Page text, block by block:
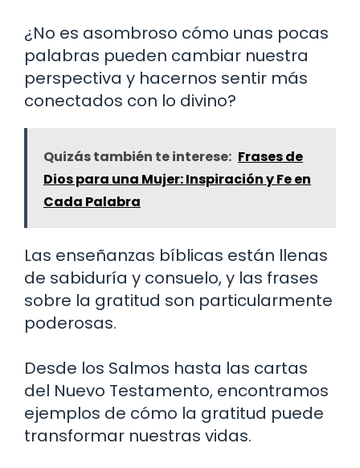
¿No es asombroso cómo unas pocas
palabras pueden cambiar nuestra
perspectiva y hacernos sentir más
conectados con lo divino?
Quizás también te interese: Frases de
Dios para una Mujer: Inspiración y Fe en
Cada Palabra
Las enseñanzas bíblicas están llenas
de sabiduría y consuelo, y las frases
sobre la gratitud son particularmente
poderosas.
Desde los Salmos hasta las cartas
del Nuevo Testamento, encontramos
ejemplos de cómo la gratitud puede
transformar nuestras vidas.